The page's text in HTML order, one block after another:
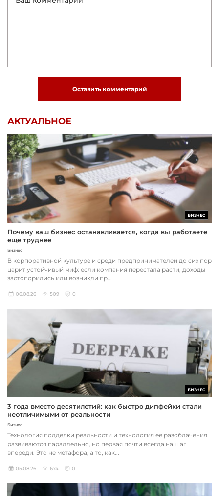
Оставить комментарий
АКТУАЛЬНОЕ
БИЗНЕС
Почему ваш бизнес останавливается, когда вы работаете
еще труднее
Бизнес
В корпоративной культуре и среди предпринимателей до сих пор
царит устойчивый миф: если компания перестала расти, доходы
застопорились или возникли пр...
06.08.26 509 0
БИЗНЕС
3 года вместо десятилетий: как быстро дипфейки стали
неотличимыми от реальности
Бизнес
Технология подделки реальности и технология ее разоблачения
развиваются параллельно, но первая почти всегда на шаг
впереди. Это не метафора, а то, как...
05.08.26 674 0